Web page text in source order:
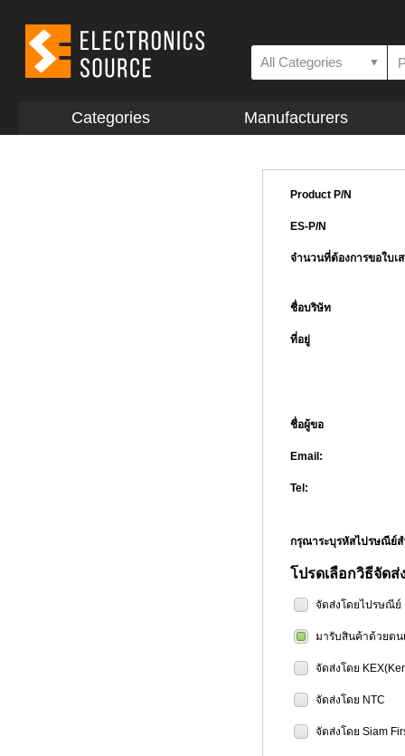
All Categories ▼
Categories Manufacturers
Product P/N
ES-P/N
จำนวนที่ต้องการขอใบเ
ชื่อบริษัท
ที่อยู่
ชื่อผู้ขอ
Email:
Tel:
กรุณาระบุรหัสไปรษณี
โปรดเลือกวิธีจัดส่
จัดส่งโดยไปรษณีย์
มารับสินค้าด้วยต
จัดส่งโดย
จัดส่งโดย NTC
จัดส่งโดย Siam